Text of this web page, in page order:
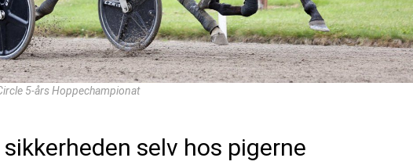
5-års Hoppechampionat
sikkerheden selv hos pigerne